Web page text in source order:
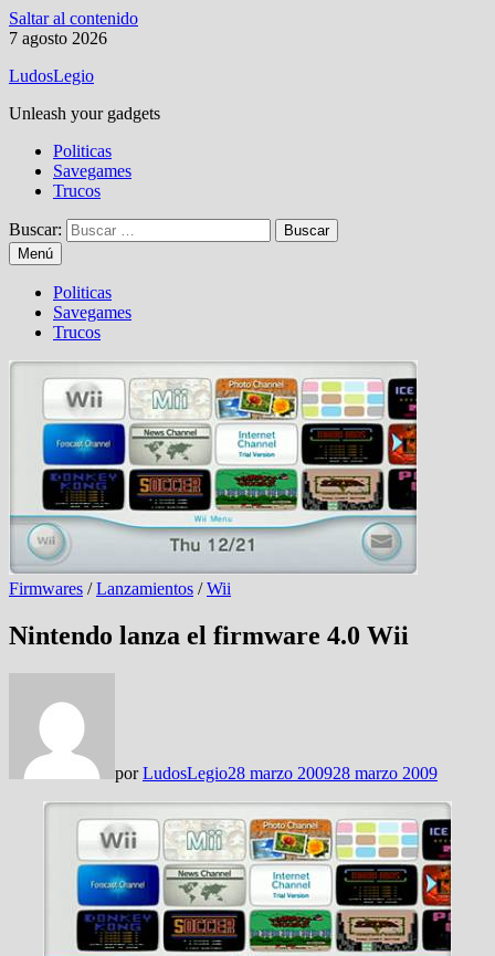
Saltar al contenido
7 agosto 2026
LudosLegio
Unleash your gadgets
Politicas
Savegames
Trucos
Buscar:
Menú
Politicas
Savegames
Trucos
Firmwares /Lanzamientos /Wii
Nintendo lanza el firmware 4.0 Wii
porLudosLegio28 marzo 200928 marzo 2009